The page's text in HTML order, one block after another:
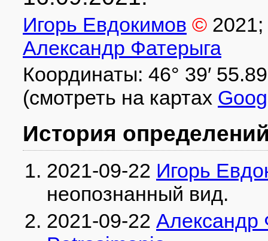
Игорь Евдокимов © 2021
Александр Фатерыга
Координаты: 46° 39′
(смотреть на картах
История
2021-09-22 Игорь
неопознанный вид.
2021-09-22 Александр